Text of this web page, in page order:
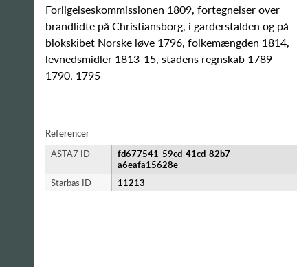
Forligelseskommissionen 1809, fortegnelser over
brandlidte på Christiansborg, i garderstalden og på
blokskibet Norske løve 1796, folkemængden 1814,
levnedsmidler 1813-15, stadens regnskab 1789-
1790, 1795
Referencer
ASTA7 ID
fd677541-59cd-41cd-82b7-
a6eafa15628e
Starbas ID
11213